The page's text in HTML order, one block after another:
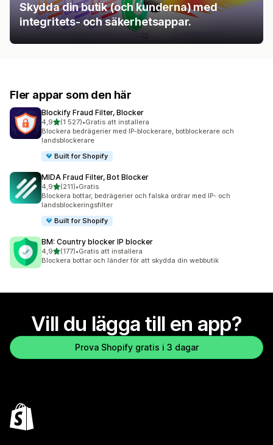
Skydda din butik (och kunderna) med
integritets- och säkerhetsappar.
Fler appar som den här
Blockify Fraud Filter, Blocker
4,9av 5 stjärnor
(1 527)
1527 recensioner totalt
•Gratis att installera
Blockera bedrägerier med IP-blockerare, botblockerare och
landsblockerare
Built for Shopify
MIDA Fraud Filter, Bot Blocker
4,9av 5 stjärnor
(211)
211 recensioner totalt
•Gratis
Blockera bottar, bedrägerier och falska ordrar med IP- och
landsblockeringsfilter
Built for Shopify
BM: Country blocker IP blocker
4,9av 5 stjärnor
(177)
177 recensioner totalt
•Gratis att installera
Blockera bottar och länder för att skydda din webbutik
Vill du lägga till en app?
Prova Shopify gratis i 3 dagar